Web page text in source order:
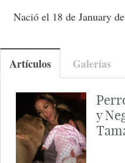
Nació el 18 de January
Artículos Galerías
y